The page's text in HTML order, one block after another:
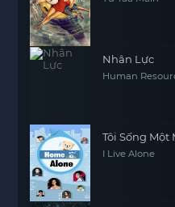
Nhân Lực
Human
Tôi Sống Một
I Live Alone